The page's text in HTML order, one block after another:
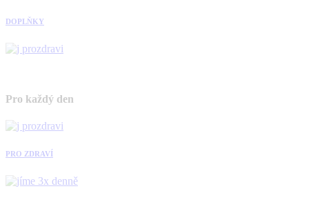
DOPLŇKY
Pro každý den
PRO ZDRAVÍ